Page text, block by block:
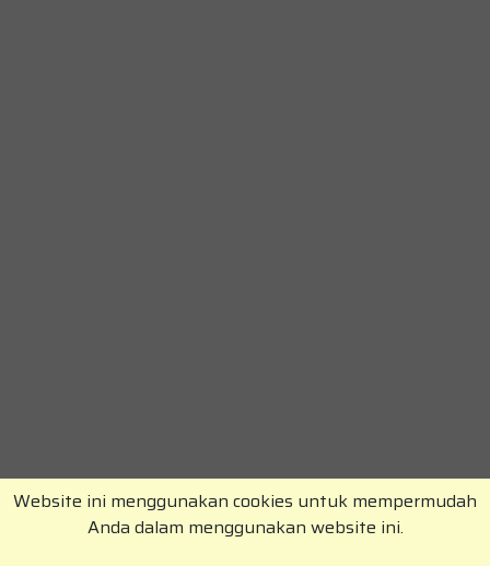
Copyright © RajaKomen.com 2026 All Rights
Website ini menggunakan cookies untuk mempermudah
Anda dalam menggunakan website ini.